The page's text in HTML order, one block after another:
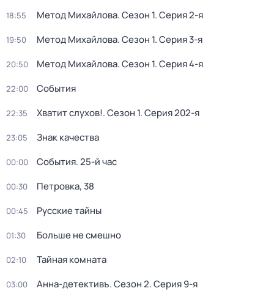
18:55 Метод Михайлова. Сезон 1. Серия 2-я
19:50 Метод Михайлова. Сезон 1. Серия 3-я
20:50 Метод Михайлова. Сезон 1. Серия 4-я
22:00 События
22:35 Хватит слухов!. Сезон 1. Серия 202-я
23:05 Знак качества
00:00 События. 25-й час
00:30 Петровка, 38
00:45 Русские тайны
01:30 Больше не смешно
02:10 Тайная комната
03:00 Анна-детективъ. Сезон 2. Серия 9-я